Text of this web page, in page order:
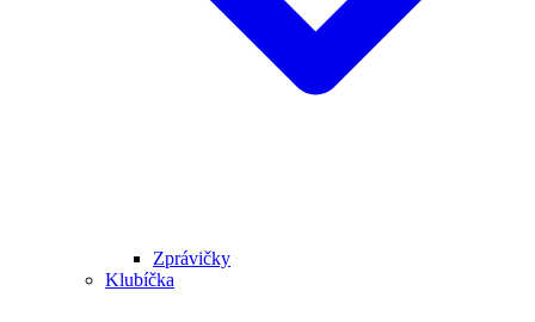
Zprávičky
Klubíčka